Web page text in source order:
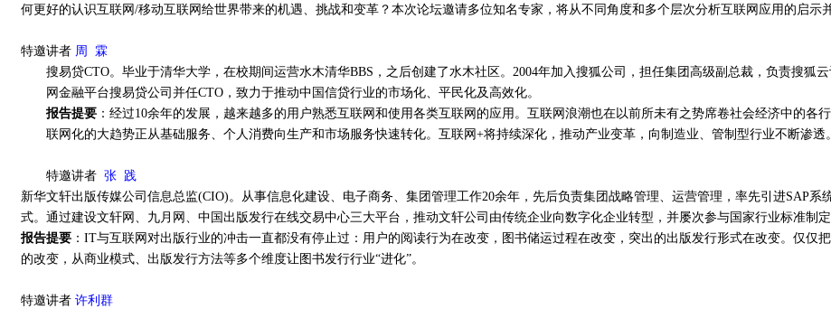
何更好的认识互联网/移动互联网给世界带来的机遇、挑战和变革？本次论坛邀请多位知名专家，将从不同角度和多个层次分析互联网应用的启示
特邀讲者 周 霖
搜易贷CTO。毕业于清华大学，在校期间运营水木清华BBS，之后创建了水木社区。2004年加入搜狐公司，担任集团高级副总裁，负责搜狐
网金融平台搜易贷公司并任CTO，致力于推动中国信贷行业的市场化、平民化及高效化。
报告提要 ：经过10余年的发展，越来越多的用户熟悉互联网和使用各类互联网的应用。互联网浪潮也在以前所未有之势席卷社会经济中的各
联网化的大趋势正从基础服务、个人消费向生产和市场服务快速转化。互联网+将持续深化，推动产业变革，向制造业、管制型行业不断渗透。
特邀讲者 张 践
新华文轩出版传媒公司信息总监(CIO)。从事信息化建设、电子商务、集团管理工作20余年，先后负责集团战略管理、运营管理，率先引进SAP
式。通过建设文轩网、九月网、中国出版发行在线交易中心三大平台，推动文轩公司由传统企业向数字化企业转型，并屡次参与国家行业标准制
报告提要 ：IT与互联网对出版行业的冲击一直都没有停止过：用户的阅读行为在改变，图书储运过程在改变，突出的出版发行形式在改变。仅仅
的改变，从商业模式、出版发行方法等多个维度让图书发行行业“进化”。
特邀讲者 许利群